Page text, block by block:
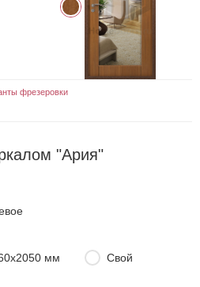
фрезеровки
"Ария"
мм Свой